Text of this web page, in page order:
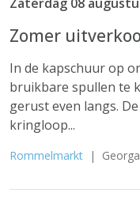
Zomer
In de kapschuur op
bruikbare spullen te
gerust even langs.
kringloop...
Rommelmarkt |